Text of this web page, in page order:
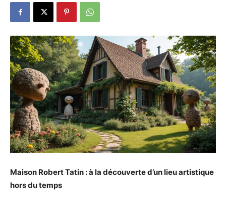
Maison Robert Tatin : à la découverte d’un lieu artistique
hors du temps